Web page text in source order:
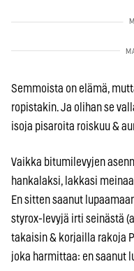
Semmoista on elämä,
ropistakin. Ja olihan se
isoja pisaroita roiskuu &
Vaikka bitumilevyjen
hankalaksi, lakkasi
En sitten saanut
styrox-levyjä irti seinästä
takaisin & korjailla rakoja
joka harmittaa: en saanut